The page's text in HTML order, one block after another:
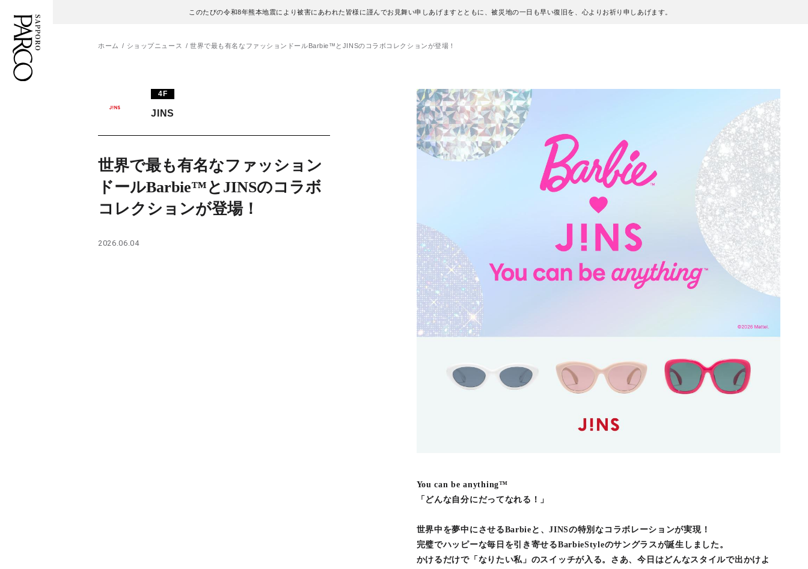
このたびの令和8年熊本地震により被害にあわれた皆様に謹んでお見舞い申しあげますとともに、被災地の一日も早い復旧を、心よりお祈り申しあげます。
施設案内・アクセス
レストラン・カフェ
ภาษาไทย
ホーム ショップニュース 世界で最も有名なファッションドールBarbie™とJINSのコラボコレクションが登場！
4F
JINS
世界で最も有名なファッション
ドールBarbie™とJINSのコラボ
コレクションが登場！
2026.06.04
You can be anything™
「どんな自分にだってなれる！」
世界中を夢中にさせるBarbieと、JINSの特別なコラボレーションが実現！
完璧でハッピーな毎日を引き寄せるBarbieStyleのサングラスが誕生しました。
かけるだけで「なりたい私」のスイッチが入る。さあ、今日はどんなスタイルで出かけよ